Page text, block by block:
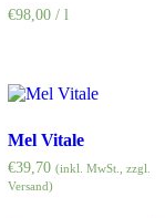
€98,00 /l
Mel Vitale
€39,70 (inkl. MwSt., zzgl.
Versand)